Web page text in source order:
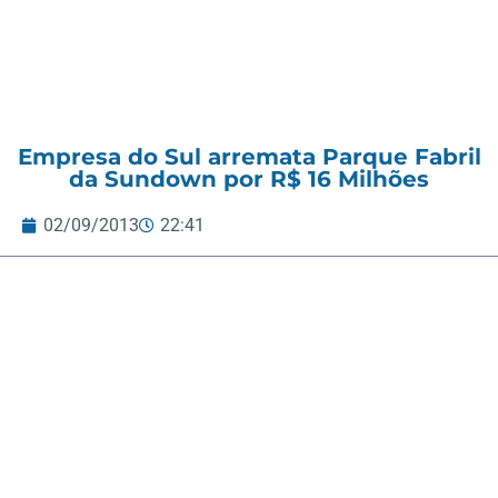
Empresa do Sul arremata Parque Fabril
da Sundown por R$ 16 Milhões
02/09/2013 22:41